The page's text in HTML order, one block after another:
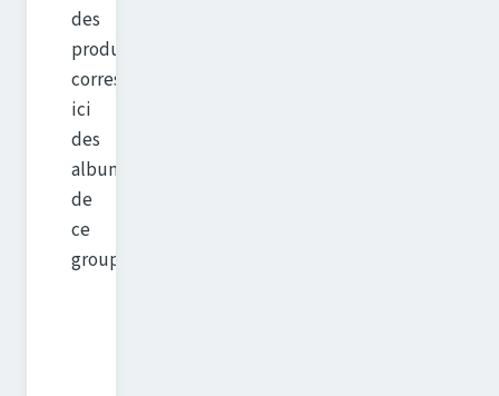
des
produits
correspondants,
ici
des
albums
de
ce
groupe.